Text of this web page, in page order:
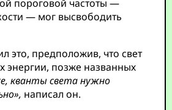
пороговой частоты —
— мог высвободить
это, предположив, что свет
энергии, позже названных
кванты света нужно
написал он.